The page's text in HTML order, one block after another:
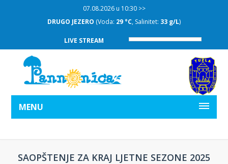
07.08.2026 u 10:30 >>
DRUGO JEZERO (Voda: 29 °C, Salinitet: 33 g/L)
LIVE STREAM
MENU
SAOPŠTENJE ZA KRAJ LJETNE SEZONE 2025